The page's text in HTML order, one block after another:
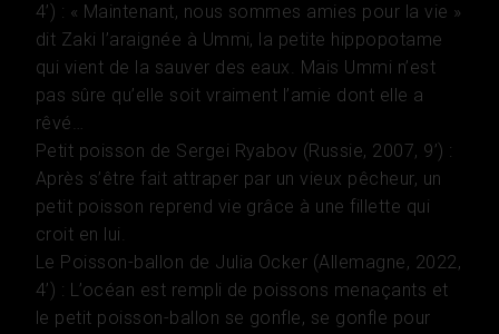
4’) : « Maintenant, nous sommes amies pour la vie »
dit Zaki l’araignée à Ummi, la petite hippopotame
qui vient de la sauver des eaux. Mais Ummi n’est
pas sûre qu’elle soit vraiment l’amie dont elle a
rêvé…
Petit poisson de Sergei Ryabov (Russie, 2007, 9’) :
Après s’être fait attraper par un vieux pêcheur, un
petit poisson reprend vie grâce à une fillette qui
croit en lui.
Le Poisson-ballon de Julia Ocker (Allemagne, 2022,
4’) : L’océan est rempli de poissons menaçants et
le petit poisson-ballon se gonfle, se gonfle pour